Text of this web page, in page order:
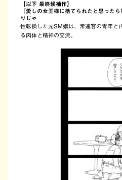
【以下 最終候補作】
『愛しの女王様に捨てられたと思った
りじゃ
性転換した元SM嬢は、常連客の青年と
る肉体と精神の交流。